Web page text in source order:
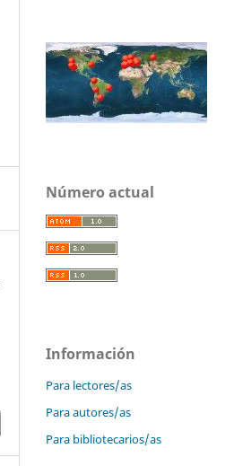
Número actual
Información
Para lectores/as
Para autores/as
Para bibliotecarios/as